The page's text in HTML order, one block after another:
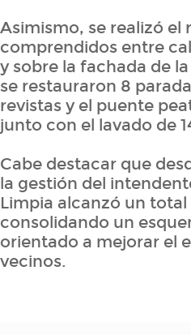
Asimismo, se realizó
comprendidos entre
y sobre la fachada de
se restauraron 8
revistas y el puente
junto con el lavado de
Cabe destacar que
la gestión del
Limpia alcanzó un total
consolidando un
orientado a mejorar el
vecinos.